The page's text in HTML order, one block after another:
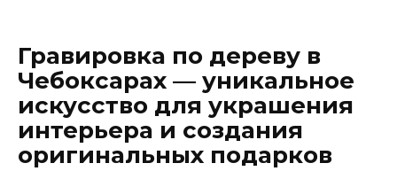
Гравировка по дереву в
Чебоксарах — уникальное
искусство для украшения
интерьера и создания
оригинальных подарков